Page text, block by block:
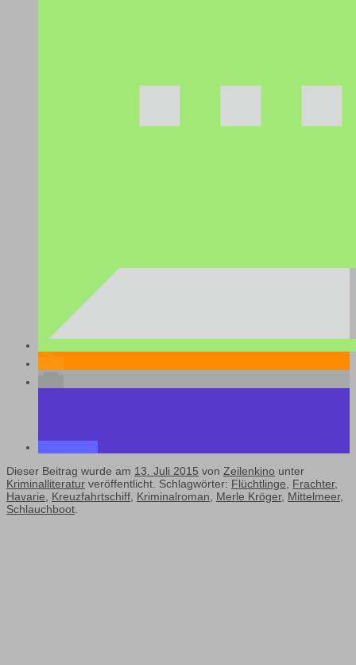
Dieser Beitrag wurde am 13. Juli 2015 von Zeilenkino unter
Kriminalliteratur veröffentlicht. Schlagwörter: Flüchtlinge, Frachter,
Havarie, Kreuzfahrtschiff, Kriminalroman, Merle Kröger, Mittelmeer,
Schlauchboot.